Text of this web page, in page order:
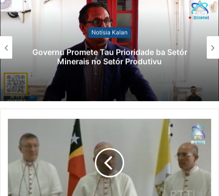
Notísia Kalan
Governu Promete Tau Prioridade ba Setór
Minerais no Setór Produtivu